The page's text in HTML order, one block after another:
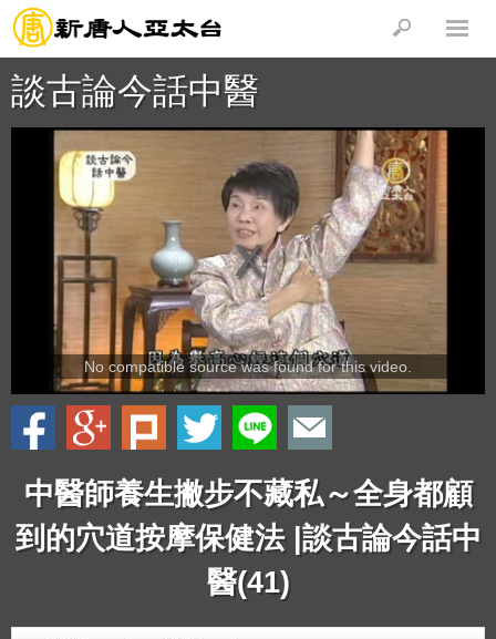
談古論今話中醫
No compatible source was found for this video.
中醫師養生撇步不藏私～全身都顧
到的穴道按摩保健法 |談古論今話中
醫(41)